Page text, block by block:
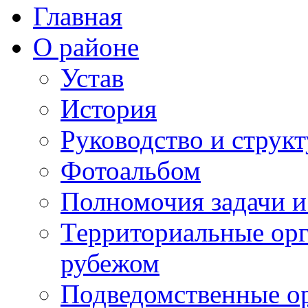
Главная
О районе
Устав
История
Руководство и
Фотоальбом
Полномочия задачи
Территориальные
рубежом
Подведомственные